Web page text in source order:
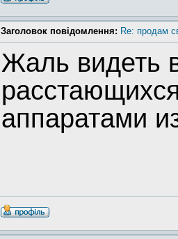
Заголовок повідомлення: Re: продам
Жаль видеть
аппаратами